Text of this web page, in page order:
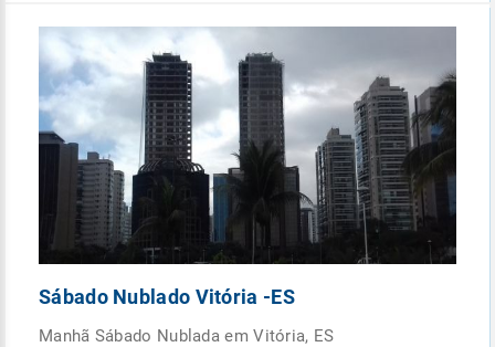
Sábado Nublado Vitória -ES
Manhã Sábado Nublada em Vitória, ES